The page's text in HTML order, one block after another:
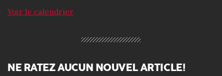
Voir le calendrier
NE RATEZ AUCUN NOUVEL ARTICLE!